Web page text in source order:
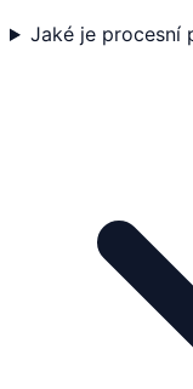
Jaké je procesní